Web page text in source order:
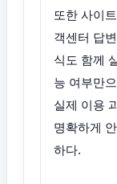
또한 사이
객센터 답
식도 함께
능 여부만
실제 이용
명확하게
하다.